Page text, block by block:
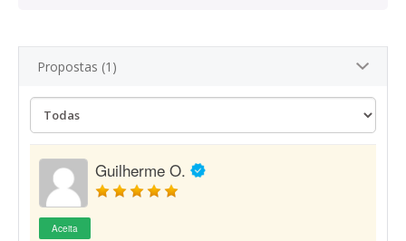
Propostas (1)
Guilherme O.
Aceita